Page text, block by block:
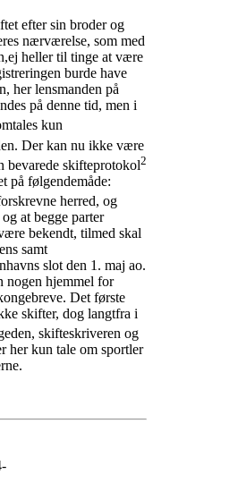
efter sin broder og
nærværelse, som med
heller til tinge at være
burde have
her lensmanden på
på denne tid, men i
kun
Der kan nu ikke være
bevarede skifteprotokol2
på følgendemåde:
herred, og
at begge parter
bekendt, tilmed skal
samt
slot den 1. maj ao.
nogen hjemmel for
Det første
skifter, dog langtfra i
skifteskriveren og
her kun tale om sportler